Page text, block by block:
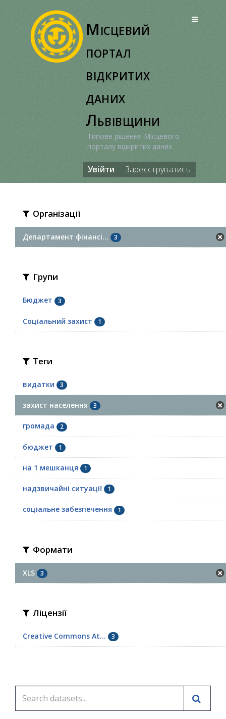
Місцевий
портал
відкритих
даних
Львівщини
Типове рішення Місцевого
порталу відкритих даних
Увійти Зареєструватись
Організації
Департамент фінансі... 3
Групи
Бюджет 3
Соціальний захист 1
Теги
видатки 3
захист населення 3
громада 2
бюджет 1
на 1 мешканця 1
надзвичайні ситуації 1
соціальне забезпечення 1
Формати
XLS 3
Ліцензії
Creative Commons At... 3